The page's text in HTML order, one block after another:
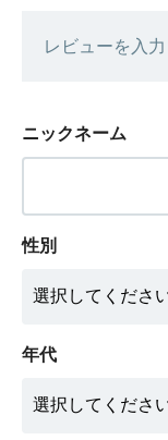
レビューを入力
ニックネーム
性別
年代